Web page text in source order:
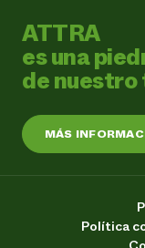
ATTRA
es una
de
MÁS
Política